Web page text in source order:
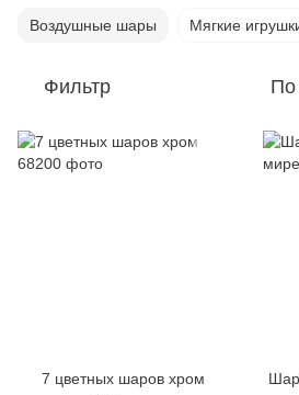
Воздушные шары Мягкие
Фильтр По
7 цветных шаров хром